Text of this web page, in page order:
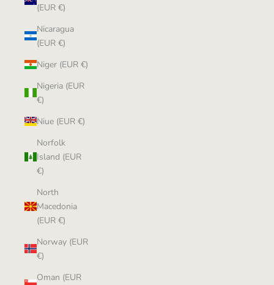
(EUR €)
Nicaragua
(EUR €)
Niger (EUR €)
Nigeria (EUR
€)
Niue (EUR €)
Norfolk
Island (EUR
€)
North
Macedonia
(EUR €)
Norway (EUR
€)
Oman (EUR